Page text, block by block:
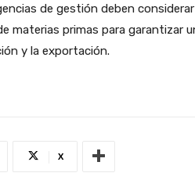
de gestión deben considerar
materias primas para garantizar
y la exportación.
X